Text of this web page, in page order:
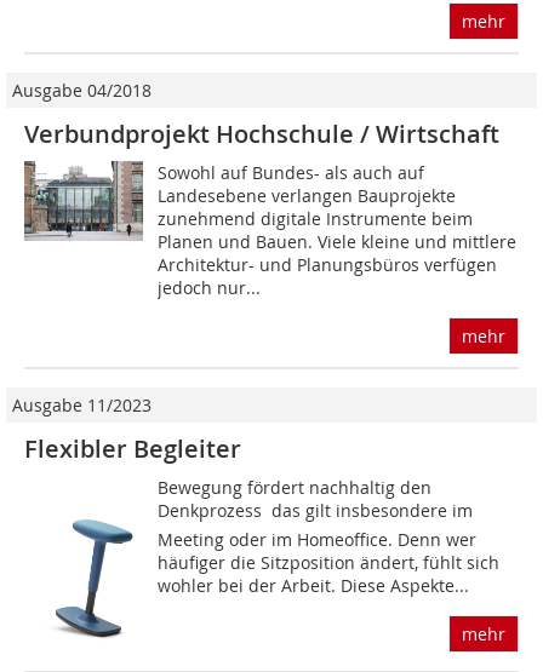
mehr
Ausgabe 04/2018
Verbundprojekt Hochschule / Wirtschaft
Sowohl auf Bundes- als auch auf
Landesebene verlangen Bauprojekte
zunehmend digitale Instrumente beim
Planen und Bauen. Viele kleine und mittlere
Architektur- und Planungsbüros verfügen
jedoch nur...
mehr
Ausgabe 11/2023
Flexibler Begleiter
Bewegung fördert nachhaltig den
Denkprozess  das gilt insbesondere im
Meeting oder im Homeoffice. Denn wer
häufiger die Sitzposition ändert, fühlt sich
wohler bei der Arbeit. Diese Aspekte...
mehr